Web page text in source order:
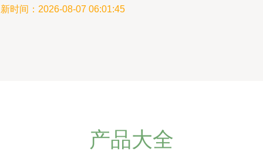
时间：2026-08-07 06:01:45
产品大全